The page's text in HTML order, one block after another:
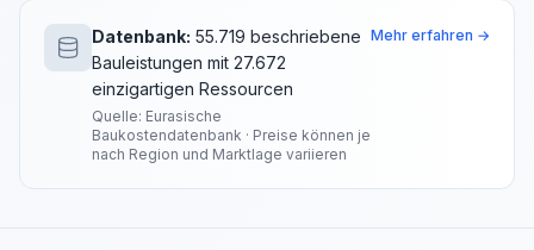
Datenbank: 55.719 beschriebene
Bauleistungen mit 27.672
einzigartigen Ressourcen
Quelle: Eurasische
Baukostendatenbank · Preise können je
nach Region und Marktlage variieren
Mehr erfahren →